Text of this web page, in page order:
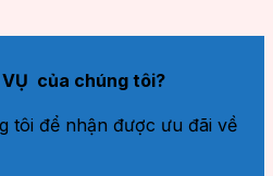
VỤ của chúng tôi?
tôi để nhận được ưu đãi về